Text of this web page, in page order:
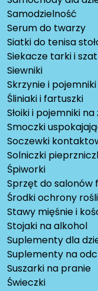
Samodzielność
Serum do twarzy
Siatki do tenisa
Siekacze tarki i
Siewniki
Skrzynie i
Śliniaki i fartuszki
Słoiki i pojemniki
Smoczki
Soczewki
Solniczki
Śpiworki
Sprzęt do salonów
Środki ochrony
Stawy mięśnie i
Stojaki na alkohol
Suplementy dla
Suplementy na
Suszarki na pranie
Świeczki